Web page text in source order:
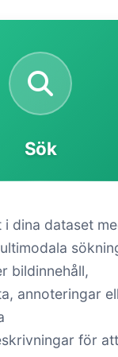
Sök
i dina dataset
bildinnehåll,
annoteringar
för att